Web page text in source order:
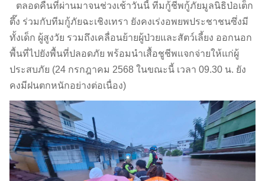
ตลอดคืนที่ผ่านมาจนช่วงเช้าวันนี้ ทีมกู้ชีพกู้ภัยมูลนิธิป่อเต็ก
ตึ๊ง ร่วมกับทีมกู้ภัยฉะเชิงเทรา ยังคงเร่งอพยพประชาชนซึ่งมี
ทั้งเด็ก ผู้สูงวัย รวมถึงเคลื่อนย้ายผู้ป่วยและสัตว์เลี้ยง ออกนอก
พื้นที่ไปยังพื้นที่ปลอดภัย พร้อมนำเสื้อชูชีพแจกจ่ายให้แก่ผู้
ประสบภัย (24 กรกฎาคม 2568 ในขณะนี้ เวลา 09.30 น. ยัง
คงมีฝนตกหนักอย่างต่อเนื่อง)